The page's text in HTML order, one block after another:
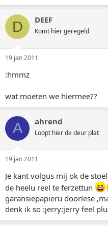
D DEEF
Komt hier geregeld
19 jan 2011
:hmmz
wat moeten we hiermee??
A ahrend
Loopt hier de deur plat
19 jan 2011
Je kant volgus mij ok de
de heelu reel te ferzettun
garansiepapieru doorlese
denk ik so :jerry:jerry feel